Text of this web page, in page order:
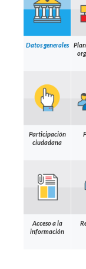
Datos generales
Participación
ciudadana
Acceso a la
información